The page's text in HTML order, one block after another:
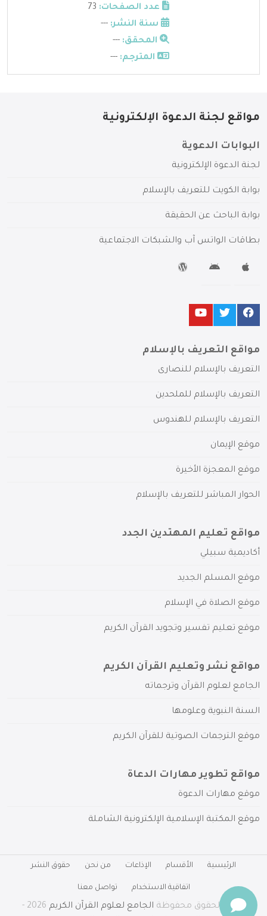
عدد الصفحات:
سنة النشر: ---
المحقق: ---
المترجم: ---
مواقع لجنة الدعوة الإلكترونية
البوابات الدعوية
لجنة الدعوة الإلكترونية
بوابة الكويت للتعريف بالإسلام
بوابة الباحث عن الحقيقة
بطاقات الواتس آب والشبكات الاجتماعية
مواقع التعريف بالإسلام
التعريف بالإسلام للنصارى
التعريف بالإسلام للملحدين
التعريف بالإسلام للهندوس
موقع الإيمان
موقع المعجزة الأخيرة
الحوار المباشر للتعريف بالإسلام
مواقع تعليم المهتدين الجدد
أكاديمية سبيلي
موقع المسلم الجديد
موقع الصلاة في الإسلام
موقع تعليم تفسير وتجويد القرآن الكريم
مواقع نشر وتعليم القرآن الكريم
الجامع لعلوم القرآن وترجماته
السنة النبوية وعلومها
موقع الترجمات الصوتية للقرآن الكريم
مواقع تطوير مهارات الدعاة
موقع مهارات الدعوة
موقع المكتبة الإسلامية الإلكترونية الشاملة
الرئيسية الأقسام الإذاعات من نحن حقوق النشر
اتفاقية الاستخدام تواصل معنا
جميع الحقوق محفوظة الجامع لعلوم القرآن الكريم
2026 -